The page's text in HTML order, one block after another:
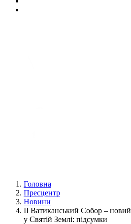
Головна
Пресцентр
Новини
ІІ Ватиканський Собор –
у Святій Землі: підсумки